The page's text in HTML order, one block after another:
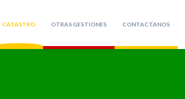
CATASTRO OTRAS GESTIONES CONTACTANOS